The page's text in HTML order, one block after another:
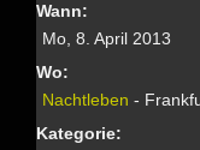
Wann:
Mo, 8. April 2013
Wo:
Nachtleben -
Kategorie: